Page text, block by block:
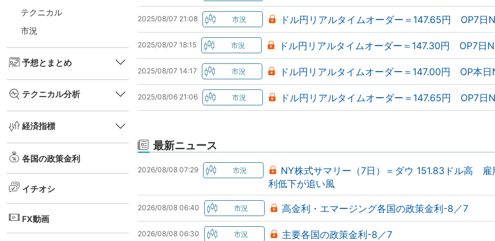
テクニカル
市況
予想とまとめ
テクニカル分析
経済指標
各国の政策金利
イチオシ
FX動画
2025/08/07 21:08 ドル円リアルタイムオーダー＝147.65円 OP7日
2025/08/07 18:15 ドル円リアルタイムオーダー＝147.30円 OP7日
2025/08/07 14:17 ドル円リアルタイムオーダー＝147.00円 OP本
2025/08/06 21:06 ドル円リアルタイムオーダー＝147.65円 OP7日
最新ニュース
2026/08/08 07:29
NY株式サマリー（7日）＝ダウ 151.83ドル高 雇
利低下が追い風
2026/08/08 06:40 高金利・エマージング各国の政策金利-8／7
2026/08/08 06:30 主要各国の政策金利-8／7